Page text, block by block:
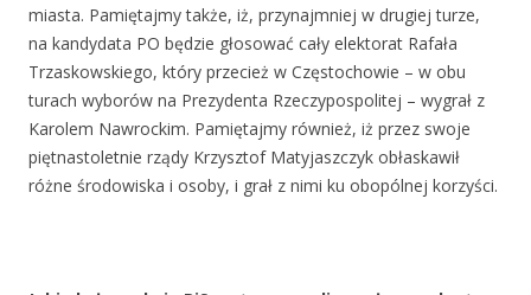
miasta. Pamiętajmy także, iż, przynajmniej w drugiej turze,
na kandydata PO będzie głosować cały elektorat Rafała
Trzaskowskiego, który przecież w Częstochowie – w obu
turach wyborów na Prezydenta Rzeczypospolitej – wygrał z
Karolem Nawrockim. Pamiętajmy również, iż przez swoje
piętnastoletnie rządy Krzysztof Matyjaszczyk obłaskawił
różne środowiska i osoby, i grał z nimi ku obopólnej korzyści.